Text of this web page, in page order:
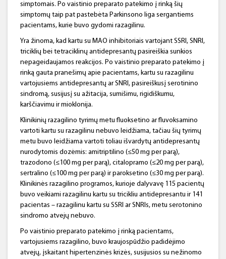
simptomais. Po vaistinio preparato patekimo į rinką šių
simptomų taip pat pastebėta Parkinsono liga sergantiems
pacientams, kurie buvo gydomi razagilinu.
Yra žinoma, kad kartu su MAO inhibitoriais vartojant SSRI, SNRI,
triciklių bei tetraciklinų antidepresantų pasireiškia sunkios
nepageidaujamos reakcijos. Po vaistinio preparato patekimo į
rinką gauta pranešimų apie pacientams, kartu su razagilinu
vartojusiems antidepresantų ar SNRI, pasireiškusį serotinino
sindromą, susijusį su ažitacija, sumišimu, rigidiškumu,
karščiavimu ir mioklonija.
Klinikinių razagilino tyrimų metu fluoksetino ar fluvoksamino
vartoti kartu su razagilinu nebuvo leidžiama, tačiau šių tyrimų
metu buvo leidžiama vartoti toliau išvardytų antidepresantų
nurodytomis dozėmis: amitriptilino (≤50 mg per parą),
trazodono (≤100 mg per parą), citalopramo (≤20 mg per parą),
sertralino (≤100 mg per parą) ir paroksetino (≤30 mg per parą).
Klinikinės razagilino programos, kurioje dalyvavę 115 pacientų
buvo veikiami razagilinu kartu su tricikliu antidepresantu ir 141
pacientas – razagilinu kartu su SSRI ar SNRIs, metu serotonino
sindromo atvejų nebuvo.
Po vaistinio preparato patekimo į rinką pacientams,
vartojusiems razagilino, buvo kraujospūdžio padidėjimo
atvejų, įskaitant hipertenzinės krizės, susijusios su nežinomo